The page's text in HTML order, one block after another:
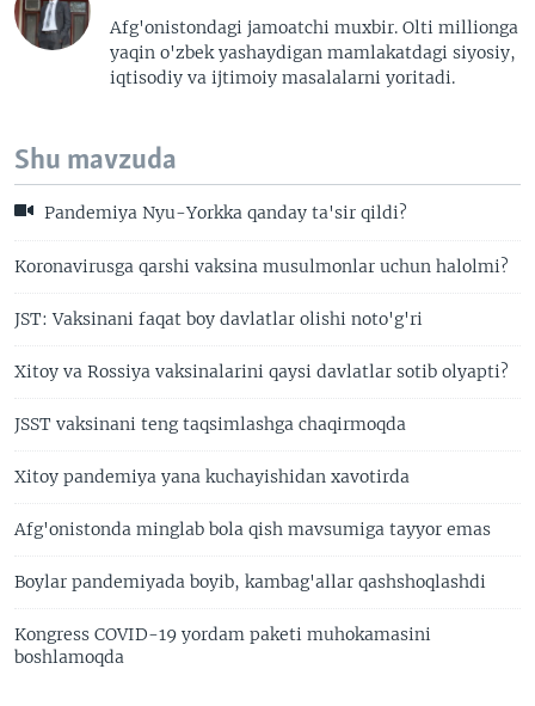
Afg'onistondagi jamoatchi muxbir. Olti millionga
yaqin o'zbek yashaydigan mamlakatdagi siyosiy,
iqtisodiy va ijtimoiy masalalarni yoritadi.
Shu mavzuda
Pandemiya Nyu-Yorkka qanday ta'sir qildi?
Koronavirusga qarshi vaksina musulmonlar uchun halolmi?
JST: Vaksinani faqat boy davlatlar olishi noto'g'ri
Xitoy va Rossiya vaksinalarini qaysi davlatlar sotib olyapti?
JSST vaksinani teng taqsimlashga chaqirmoqda
Xitoy pandemiya yana kuchayishidan xavotirda
Afg'onistonda minglab bola qish mavsumiga tayyor emas
Boylar pandemiyada boyib, kambag'allar qashshoqlashdi
Kongress COVID-19 yordam paketi muhokamasini
boshlamoqda